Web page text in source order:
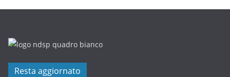
Resta aggiornato